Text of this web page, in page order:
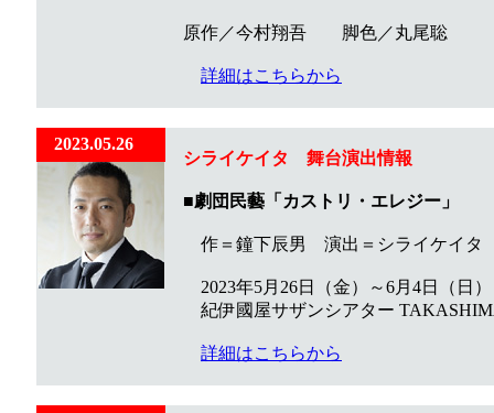
原作／今村翔吾 脚色／丸尾聡
詳細はこちらから
2023.05.26
シライケイタ 舞台演出情報
■劇団民藝「カストリ・エレジー」
作＝鐘下辰男 演出＝シライケイタ
2023年5月26日（金）～6月4日（日）
紀伊國屋サザンシアター
詳細はこちらから